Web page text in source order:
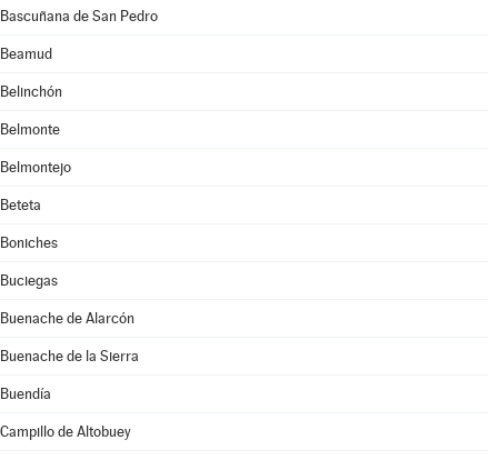
Bascuñana de San Pedro
Beamud
Belinchón
Belmonte
Belmontejo
Beteta
Boniches
Buciegas
Buenache de Alarcón
Buenache de la Sierra
Buendía
Campillo de Altobuey